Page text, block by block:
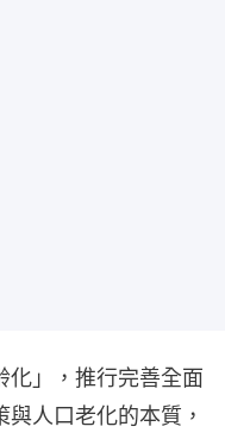
化」，推行完善全面
人口老化的本質，